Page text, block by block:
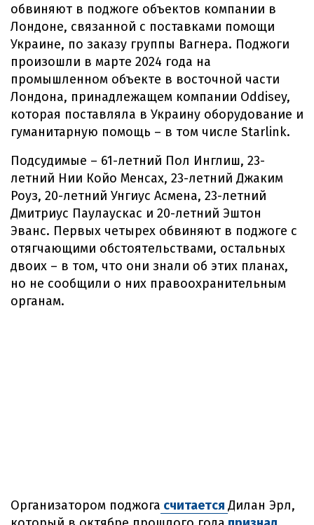
обвиняют в поджоге объектов компании в
Лондоне, связанной с поставками помощи
Украине, по заказу группы Вагнера. Поджоги
произошли в марте 2024 года на
промышленном объекте в восточной части
Лондона, принадлежащем компании Oddisey,
которая поставляла в Украину оборудование и
гуманитарную помощь – в том числе Starlink.
Подсудимые – 61-летний Пол Инглиш, 23-
летний Нии Койо Менсах, 23-летний Джаким
Роуз, 20-летний Унгиус Асмена, 23-летний
Дмитриус Паулаускас и 20-летний Эштон
Эванс. Первых четырех обвиняют в поджоге с
отягчающими обстоятельствами, остальных
двоих – в том, что они знали об этих планах,
но не сообщили о них правоохранительным
органам.
Организатором поджога считается Дилан Эрл,